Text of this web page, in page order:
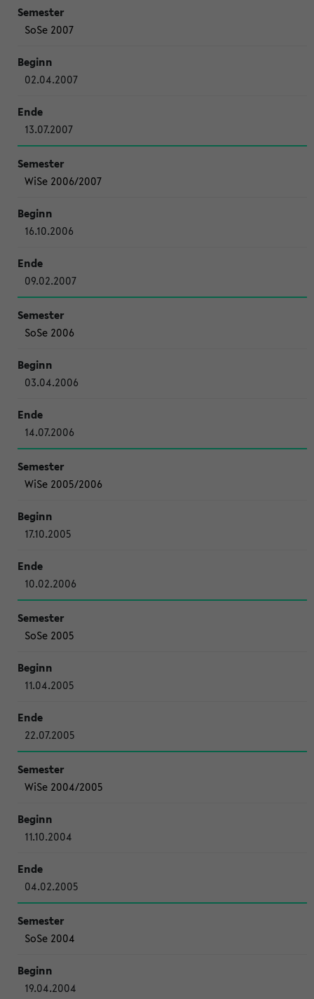
SoSe 2007
02.04.2007
13.07.2007
WiSe 2006/2007
16.10.2006
09.02.2007
SoSe 2006
03.04.2006
14.07.2006
WiSe 2005/2006
17.10.2005
10.02.2006
SoSe 2005
11.04.2005
22.07.2005
WiSe 2004/2005
11.10.2004
04.02.2005
SoSe 2004
19.04.2004